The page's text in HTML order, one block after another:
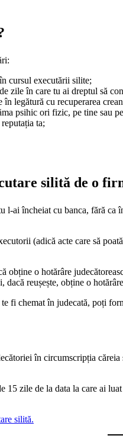
cursul executării silite;
zile în care tu ai dreptul să
legătură cu recuperarea
psihic ori fizic, pe tine sau
ta;
silită de o
ai încheiat cu banca, fără
(adică acte care să
obține o hotărâre
reușește, obține o
fi chemat în judecată, poți
în circumscripția
zile de la data la care ai
silită.